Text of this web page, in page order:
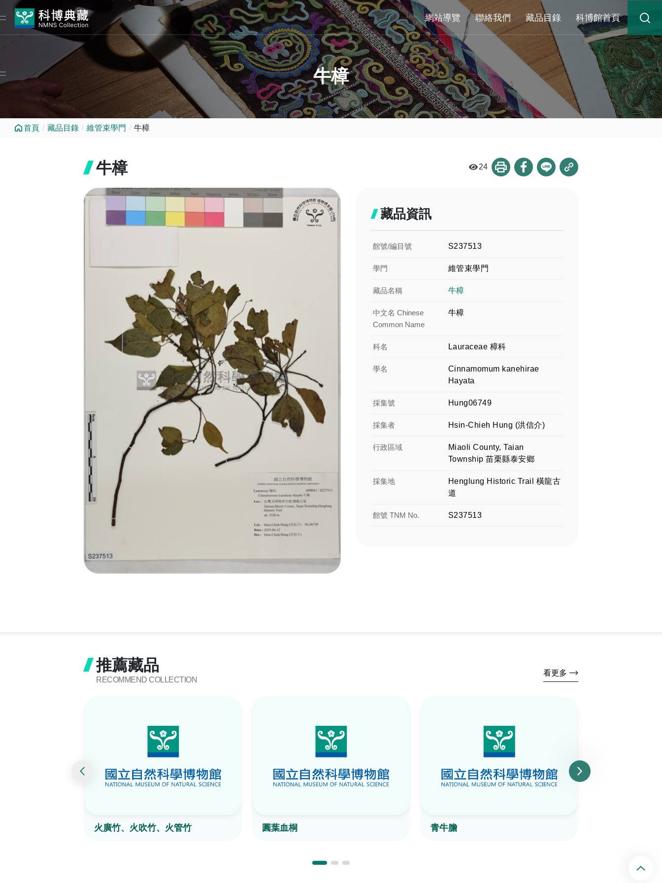
跳到中央內容區塊
:::
網站導覽 聯絡我們 藏品目錄 科博館首頁
牛樟
:::
首頁 藏品目錄 維管束學門 牛樟
牛樟 24
藏品資訊
館號/編目號 S237513
學門 維管束學門
藏品名稱 牛樟
中文名 Chinese
Common Name
牛樟
科名 Lauraceae 樟科
學名
Cinnamomum kanehirae
Hayata
採集號 Hung06749
採集者 Hsin-Chieh Hung (洪信介)
行政區域
Miaoli County, Taian
Township 苗栗縣泰安鄉
採集地
Henglung Historic Trail 橫龍古
道
館號 TNM No. S237513
推薦藏品
RECOMMEND COLLECTION
看更多
火廣竹、火吹竹、火管竹 圓葉血桐 青牛膽
回頂端